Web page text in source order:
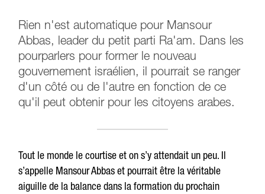
Rien n'est automatique pour Mansour
Abbas, leader du petit parti Ra'am. Dans les
pourparlers pour former le nouveau
gouvernement israélien, il pourrait se ranger
d'un côté ou de l'autre en fonction de ce
qu'il peut obtenir pour les citoyens arabes.
Tout le monde le courtise et on s’y attendait un peu. Il
s’appelle Mansour Abbas et pourrait être la véritable
aiguille de la balance dans la formation du prochain